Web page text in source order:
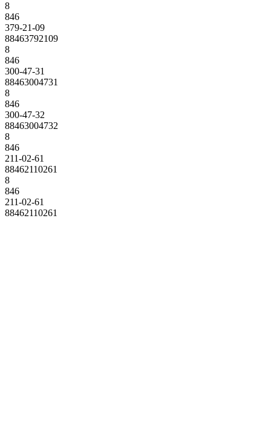
8
846
379-21-09
88463792109
8
846
300-47-31
88463004731
8
846
300-47-32
88463004732
8
846
211-02-61
88462110261
8
846
211-02-61
88462110261